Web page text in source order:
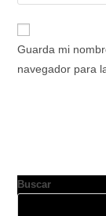
Guarda mi
navegador para
Buscar